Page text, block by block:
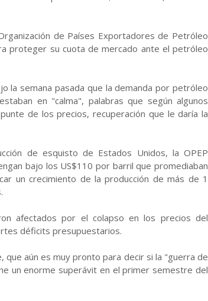
de Países Exportadores de Petróleo
proteger su cuota de mercado ante el petróleo
la semana pasada que la demanda por petróleo
en "calma", palabras que según algunos
de los precios, recuperación que le daría la
de esquisto de Estados Unidos, la OPEP
bajo los US$110 por barril que promediaban
un crecimiento de la producción de más de 1
afectados por el colapso en los precios del
déficits presupuestarios.
aún es muy pronto para decir si la "guerra de
un enorme superávit en el primer semestre del